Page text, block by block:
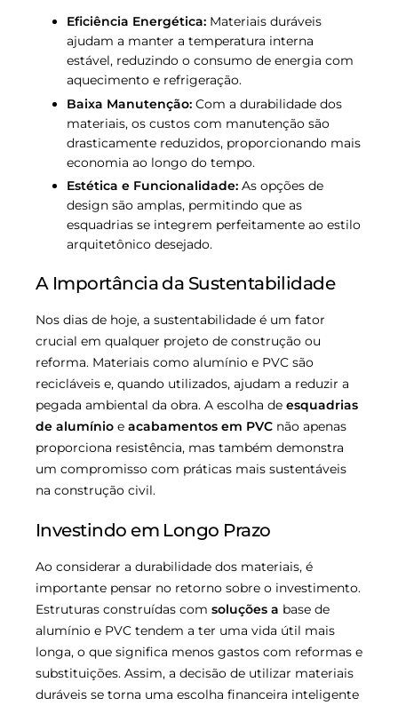
Eficiência Energética: Materiais duráveis
ajudam a manter a temperatura interna
estável, reduzindo o consumo de energia com
aquecimento e refrigeração.
Baixa Manutenção: Com a durabilidade dos
materiais, os custos com manutenção são
drasticamente reduzidos, proporcionando mais
economia ao longo do tempo.
Estética e Funcionalidade: As opções de
design são amplas, permitindo que as
esquadrias se integrem perfeitamente ao estilo
arquitetônico desejado.
A Importância da Sustentabilidade
Nos dias de hoje, a sustentabilidade é um fator
crucial em qualquer projeto de construção ou
reforma. Materiais como alumínio e PVC são
recicláveis e, quando utilizados, ajudam a reduzir a
pegada ambiental da obra. A escolha de esquadrias
de alumínio e acabamentos em PVC não apenas
proporciona resistência, mas também demonstra
um compromisso com práticas mais sustentáveis
na construção civil.
Investindo em Longo Prazo
Ao considerar a durabilidade dos materiais, é
importante pensar no retorno sobre o investimento.
Estruturas construídas com soluções a base de
alumínio e PVC tendem a ter uma vida útil mais
longa, o que significa menos gastos com reformas e
substituições. Assim, a decisão de utilizar materiais
duráveis se torna uma escolha financeira inteligente